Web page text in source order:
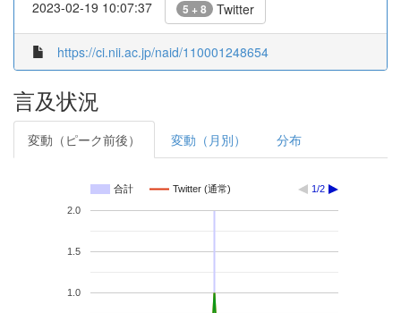
2023-02-19 10:07:37 5 + 8 Twitter
https://ci.nii.ac.jp/naid/110001248654
言及状況
変動（ピーク前後） 変動（月別） 分布
合計 Twitter (通常) 1/2
1.0
1.5
2.0